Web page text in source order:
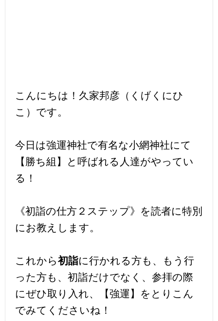
こんにちは！久家邦彦（くげくにひ
こ）です。
今日は強運神社で有名な小網神社にて
【勝ち組】と呼ばれる人達がやってい
る！
《初詣の仕方２ステップ》を読者に特別
にお教えします。
これから初詣に行かれる方も、もう行
った方も、初詣だけでなく、参拝の際
にぜひ取り入れ、【強運】をとりこん
でみてくださいね！